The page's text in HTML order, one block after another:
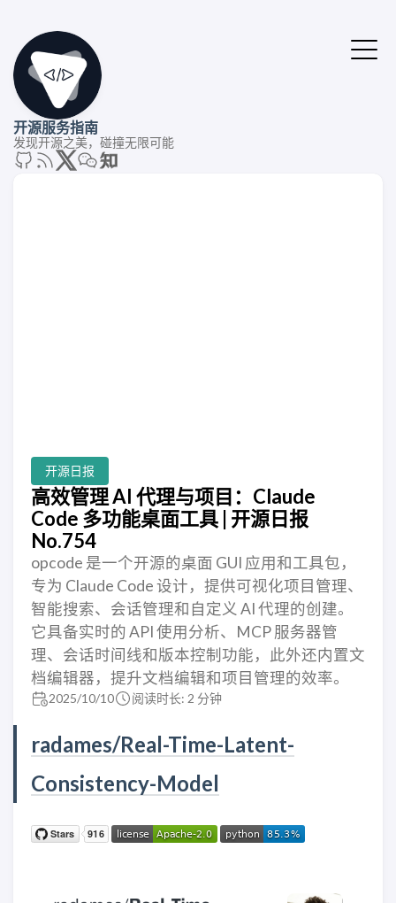
开源服务指南
发现开源之美，碰撞无限可能
开源日报
高效管理 AI 代理与项目：Claude
Code 多功能桌面工具 | 开源日报
No.754
opcode 是一个开源的桌面 GUI 应用和工具包，
专为 Claude Code 设计，提供可视化项目管理、
智能搜索、会话管理和自定义 AI 代理的创建。
它具备实时的 API 使用分析、MCP 服务器管
理、会话时间线和版本控制功能，此外还内置文
档编辑器，提升文档编辑和项目管理的效率。
2025/10/10 阅读时长: 2 分钟
radames/Real-Time-Latent-
Consistency-Model